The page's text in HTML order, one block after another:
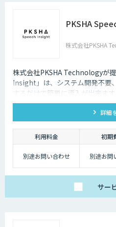
PKSHA
株式会社PKSHA
株式会社PKSHA Technologyが
Insight」は、システム開発不要
するだけで簡単に導入が出来ま
く、オペレーターのモニタリン
詳細
利用料金 初期
別途お問い合わせ 別途お問
サー